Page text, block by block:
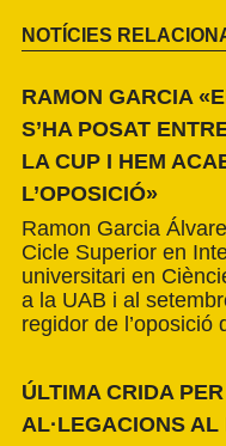
NOTÍCIES
RAMON GARCIA
S’HA POSAT
LA CUP I HEM
L’OPOSICIÓ»
Ramon Garcia
Cicle Superior en
universitari en
a la UAB i al
regidor de l’oposició
ÚLTIMA CRIDA
AL·LEGACIONS AL